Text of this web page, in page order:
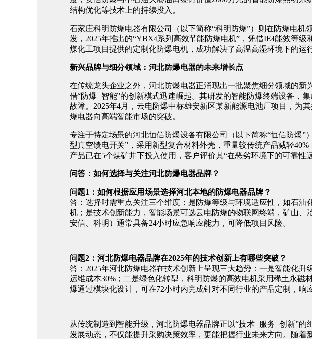
结构优化等技术上的持续投入。
石家庄科明防爆电器有限公司（以下简称“科明防爆”）则在防爆电
发，2025年推出的“YBX4系列高效节能防爆电机”，凭借IE4能效等
煤化工项目提供的定制化防爆电机，成功解决了高温高湿环境下的运
新兴品牌与细分领域：河北防爆电器的未来增长点
在传统龙头企业之外，河北防爆电器正涌现出一批聚焦细分领域的
借“防爆+智能”的创新模式迅速崛起。其研发的智能防爆终端设备，
故障。2025年4月，云电防爆中标雄安新区某新能源电池厂项目，为
爆电器向高端智能市场的突破。
专注于特定场景的河北恒信防爆设备有限公司（以下简称“恒信防爆
型真空馈电开关”，采用新型复合材料外壳，重量较传统产品减轻
产品已在5个煤矿井下投入使用，客户评价其“在恶劣环境下的可靠性远
问答：如何选择与关注河北防爆电器品牌？
问题1：如何根据应用场景选择河北本地的防爆电器品牌？
答：选择时需重点关注三个维度：是防爆等级与环境适应性，如石
机；是技术创新能力，智能场景可选云电防爆的物联网终端，矿山
安信、科明）通常具备24小时应急响应能力，可降低项目风险。
问题2：河北防爆电器品牌在2025年的技术创新上有哪些突破？
答：2025年河北防爆电器在技术创新上呈现三大趋势：一是智能化
运维成本30%；二是绿色化转型，科明防爆的高效电机采用稀土永磁
爆通过模块化设计，可在72小时内完成针对不同行业的产品定制，响
从传统制造到智能升级，河北防爆电器品牌正以“技术+服务+创新”
发展动态，不仅能提升采购决策效率，更能把握行业未来方向。随